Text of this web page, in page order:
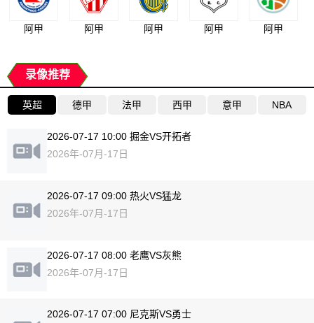
阿甲 阿甲 阿甲 阿甲 阿甲
录像推荐
英超 德甲 法甲 西甲 意甲 NBA
2026-07-17 10:00 掘金VS开拓者
2026年-07月-17日
2026-07-17 09:00 热火VS猛龙
2026年-07月-17日
2026-07-17 08:00 老鹰VS灰熊
2026年-07月-17日
2026-07-17 07:00 尼克斯VS勇士